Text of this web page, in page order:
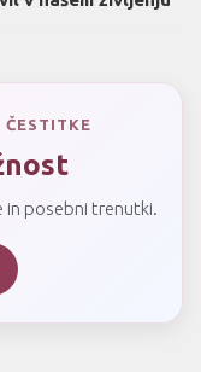
in posebni trenutki.